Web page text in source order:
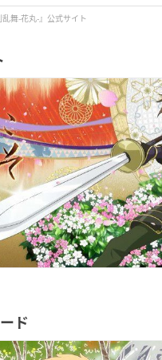
舞-花丸-』公式サイト
ド